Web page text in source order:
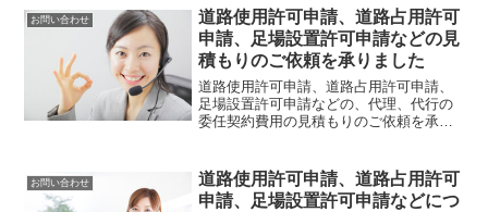
請、道路占用許可申請、足場設置許可申
請の代理、代行の委任契約...
お問い合わせ
道路使用許可申請、道路占用許可
申請、足場設置許可申請などの見
積もりのご依頼を承りました
道路使用許可申請、道路占用許可申請、
足場設置許可申請などの、代理、代行の
委任契約費用の見積もりのご依頼を承り
申請、足場設置許可申請などの代理、代
行の委任契約についてのお...
お問い合わせ
道路使用許可申請、道路占用許可
申請、足場設置許可申請などにつ